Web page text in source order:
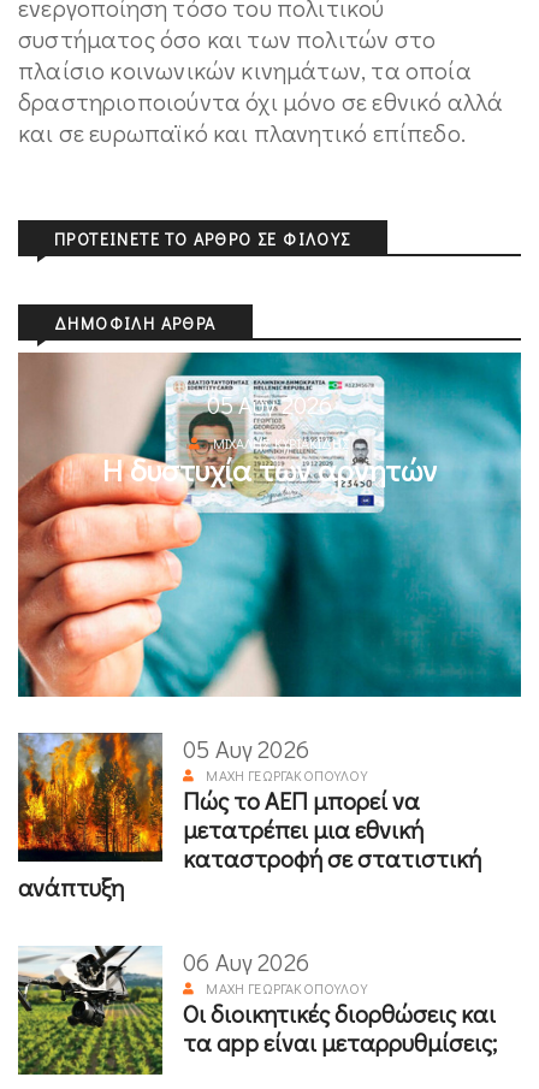
ενεργοποίηση τόσο του πολιτικού
συστήματος όσο και των πολιτών στο
πλαίσιο κοινωνικών κινημάτων, τα οποία
δραστηριοποιούντα όχι μόνο σε εθνικό αλλά
και σε ευρωπαϊκό και πλανητικό επίπεδο.
ΠΡΟΤΕΊΝΕΤΕ ΤΟ ΆΡΘΡΟ ΣΕ ΦΊΛΟΥΣ
ΔΗΜΟΦΙΛΉ ΆΡΘΡΑ
05 Αυγ 2026
ΜΙΧΆΛΗΣ ΚΥΡΙΑΚΊΔΗΣ
Η δυστυχία των αρνητών
05 Αυγ 2026
ΜΆΧΗ ΓΕΩΡΓΑΚΟΠΟΎΛΟΥ
Πώς το ΑΕΠ μπορεί να
μετατρέπει μια εθνική
καταστροφή σε στατιστική
ανάπτυξη
06 Αυγ 2026
ΜΆΧΗ ΓΕΩΡΓΑΚΟΠΟΎΛΟΥ
Οι διοικητικές διορθώσεις και
τα app είναι μεταρρυθμίσεις;